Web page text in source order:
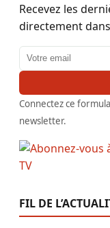
Recevez les
directement
Adresse email
Connectez ce
newsletter.
FIL DE